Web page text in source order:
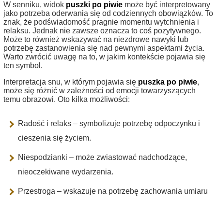
W senniku, widok puszki po piwie może być interpretowany
jako potrzeba oderwania się od codziennych obowiązków. To
znak, że podświadomość pragnie momentu wytchnienia i
relaksu. Jednak nie zawsze oznacza to coś pozytywnego.
Może to również wskazywać na niezdrowe nawyki lub
potrzebę zastanowienia się nad pewnymi aspektami życia.
Warto zwrócić uwagę na to, w jakim kontekście pojawia się
ten symbol.
Interpretacja snu, w którym pojawia się puszka po piwie,
może się różnić w zależności od emocji towarzyszących
temu obrazowi. Oto kilka możliwości:
Radość i relaks – symbolizuje potrzebę odpoczynku i
cieszenia się życiem.
Niespodzianki – może zwiastować nadchodzące,
nieoczekiwane wydarzenia.
Przestroga – wskazuje na potrzebę zachowania umiaru